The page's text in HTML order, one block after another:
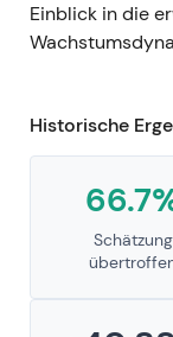
Einblick in die
Historische
Schätzung